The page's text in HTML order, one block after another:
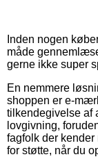
Inden nogen
måde
gerne ikke super
En nemmere
shoppen er e-
tilkendegivelse af
lovgivning,
fagfolk der
for støtte, når du